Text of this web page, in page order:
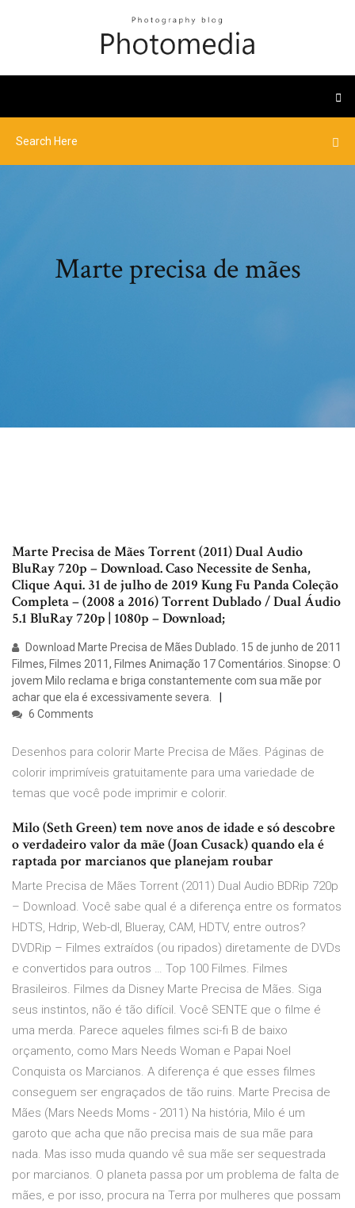
Marte precisa de mães
Marte Precisa de Mães Torrent (2011) Dual Audio
BluRay 720p – Download. Caso Necessite de Senha,
Clique Aqui. 31 de julho de 2019 Kung Fu Panda Coleção
Completa – (2008 a 2016) Torrent Dublado / Dual Áudio
5.1 BluRay 720p | 1080p – Download;
Download Marte Precisa de Mães Dublado. 15 de junho de 2011
Filmes, Filmes 2011, Filmes Animação 17 Comentários. Sinopse: O
jovem Milo reclama e briga constantemente com sua mãe por
achar que ela é excessivamente severa.
6 Comments
Desenhos para colorir Marte Precisa de Mães. Páginas de
colorir imprimíveis gratuitamente para uma variedade de
temas que você pode imprimir e colorir.
Milo (Seth Green) tem nove anos de idade e só descobre
o verdadeiro valor da mãe (Joan Cusack) quando ela é
raptada por marcianos que planejam roubar
Marte Precisa de Mães Torrent (2011) Dual Audio BDRip 720p
– Download. Você sabe qual é a diferença entre os formatos
HDTS, Hdrip, Web-dl, Blueray, CAM, HDTV, entre outros?
DVDRip – Filmes extraídos (ou ripados) diretamente de DVDs
e convertidos para outros … Top 100 Filmes. Filmes
Brasileiros. Filmes da Disney Marte Precisa de Mães. Siga
seus instintos, não é tão difícil. Você SENTE que o filme é
uma merda. Parece aqueles filmes sci-fi B de baixo
orçamento, como Mars Needs Woman e Papai Noel
Conquista os Marcianos. A diferença é que esses filmes
conseguem ser engraçados de tão ruins. Marte Precisa de
Mães (Mars Needs Moms - 2011) Na história, Milo é um
garoto que acha que não precisa mais de sua mãe para
nada. Mas isso muda quando vê sua mãe ser sequestrada
por marcianos. O planeta passa por um problema de falta de
mães, e por isso, procura na Terra por mulheres que possam